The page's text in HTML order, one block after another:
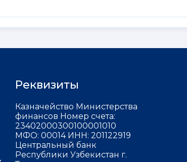
Реквизиты
Казначейство Министерства
финансов Номер счета:
23402000300100001010
МФО: 00014 ИНН: 201122919
Центральный банк
Республики Узбекистан г.